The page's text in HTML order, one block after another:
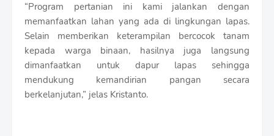
“Program pertanian ini kami jalankan dengan
memanfaatkan lahan yang ada di lingkungan lapas.
Selain memberikan keterampilan bercocok tanam
kepada warga binaan, hasilnya juga langsung
dimanfaatkan untuk dapur lapas sehingga
mendukung kemandirian pangan secara
berkelanjutan,” jelas Kristanto.